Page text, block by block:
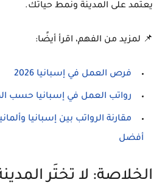
يعتمد على المدينة ونمط حياتك.
📌 لمزيد من الفهم، اقرأ أيضًا:
فرص العمل في إسبانيا 2026
رواتب العمل في إسبانيا حسب
أفضل
الخلاصة: لا تختَر